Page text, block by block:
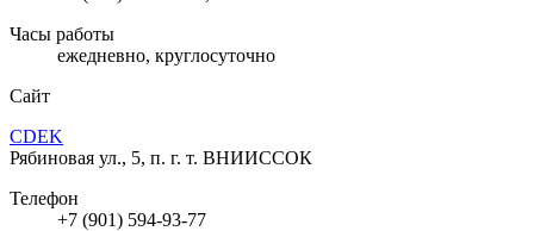
Часы работы
ежедневно, круглосуточно
Сайт
CDEK
Рябиновая ул., 5, п. г. т. ВНИИССОК
Телефон
+7 (901) 594-93-77